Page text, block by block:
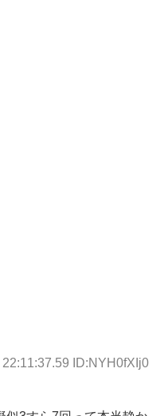
ID:NYH0fXIj0